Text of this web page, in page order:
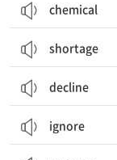
chemical
shortage
decline
ignore